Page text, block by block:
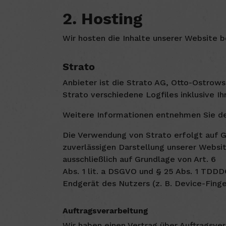
2. Hosting
Wir hosten die Inhalte unserer Website
Strato
Anbieter ist die Strato AG, Otto-
Strato verschiedene Logfiles inklusive
Weitere Informationen entnehmen Sie
Die Verwendung von Strato erfolgt auf
zuverlässigen Darstellung unserer
ausschließlich auf Grundlage von Art. 6
Abs. 1 lit. a DSGVO und § 25 Abs. 1
Endgerät des Nutzers (z. B. Device-
Auftragsverarbeitung